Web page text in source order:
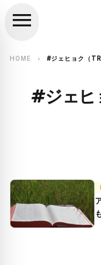
search
menu
HOME chevron_right #ジェヒョク（
#ジェヒ